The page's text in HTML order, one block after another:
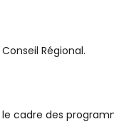
Régional.
cadre des